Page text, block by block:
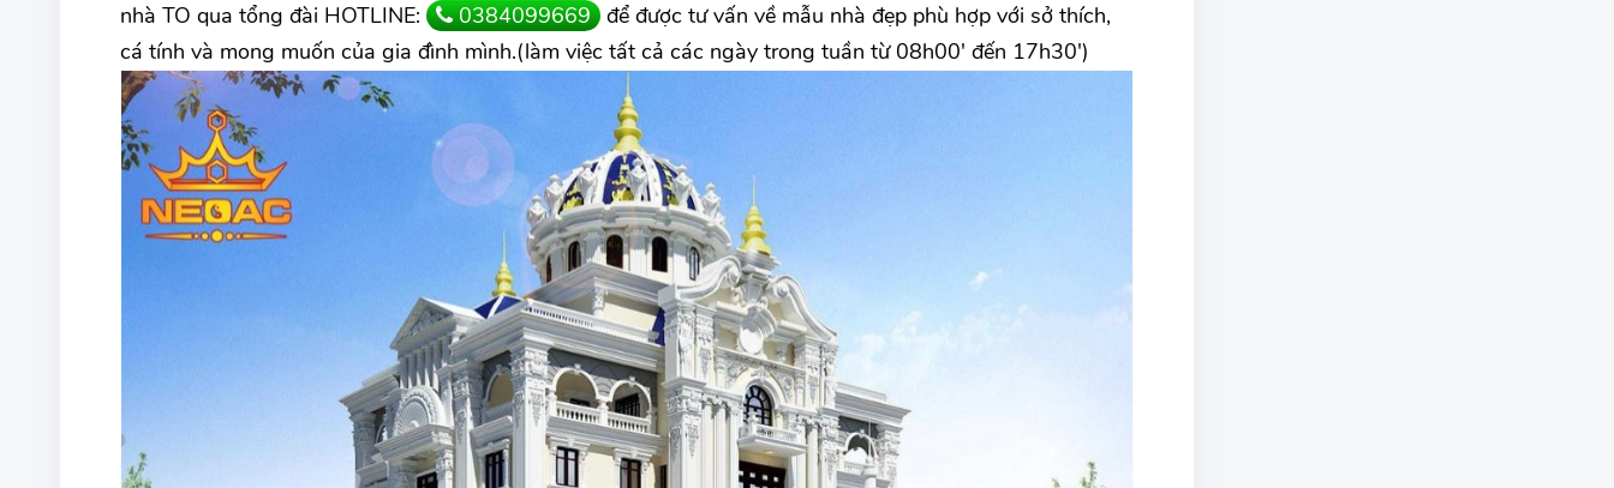
nhà TO qua tổng đài HOTLINE:
0384099669 để được tư vấn về mẫu nhà đẹp phù hợp với sở thích,
cá tính và mong muốn của gia đình mình.(làm việc tất cả các ngày trong tuần từ 08h00' đến 17h30')